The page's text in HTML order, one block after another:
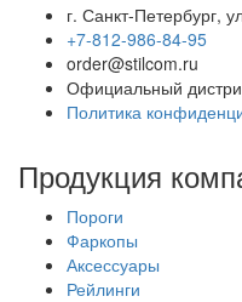
г. Санкт-Петербург,
+7-812-986-84-95
order@stilcom.ru
Официальный
Политика
Продукция
Пороги
Фаркопы
Аксессуары
Рейлинги